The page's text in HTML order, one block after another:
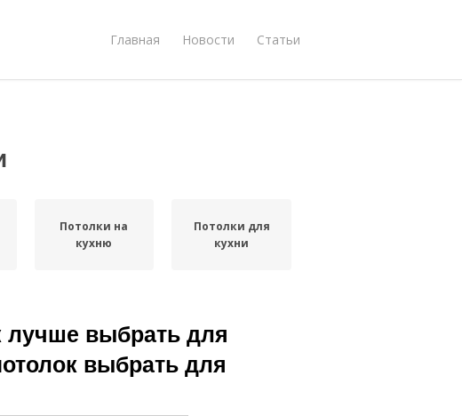
Главная Новости Статьи
Потолки на
кухню
Потолки для
кухни
лучше выбрать для
выбрать для